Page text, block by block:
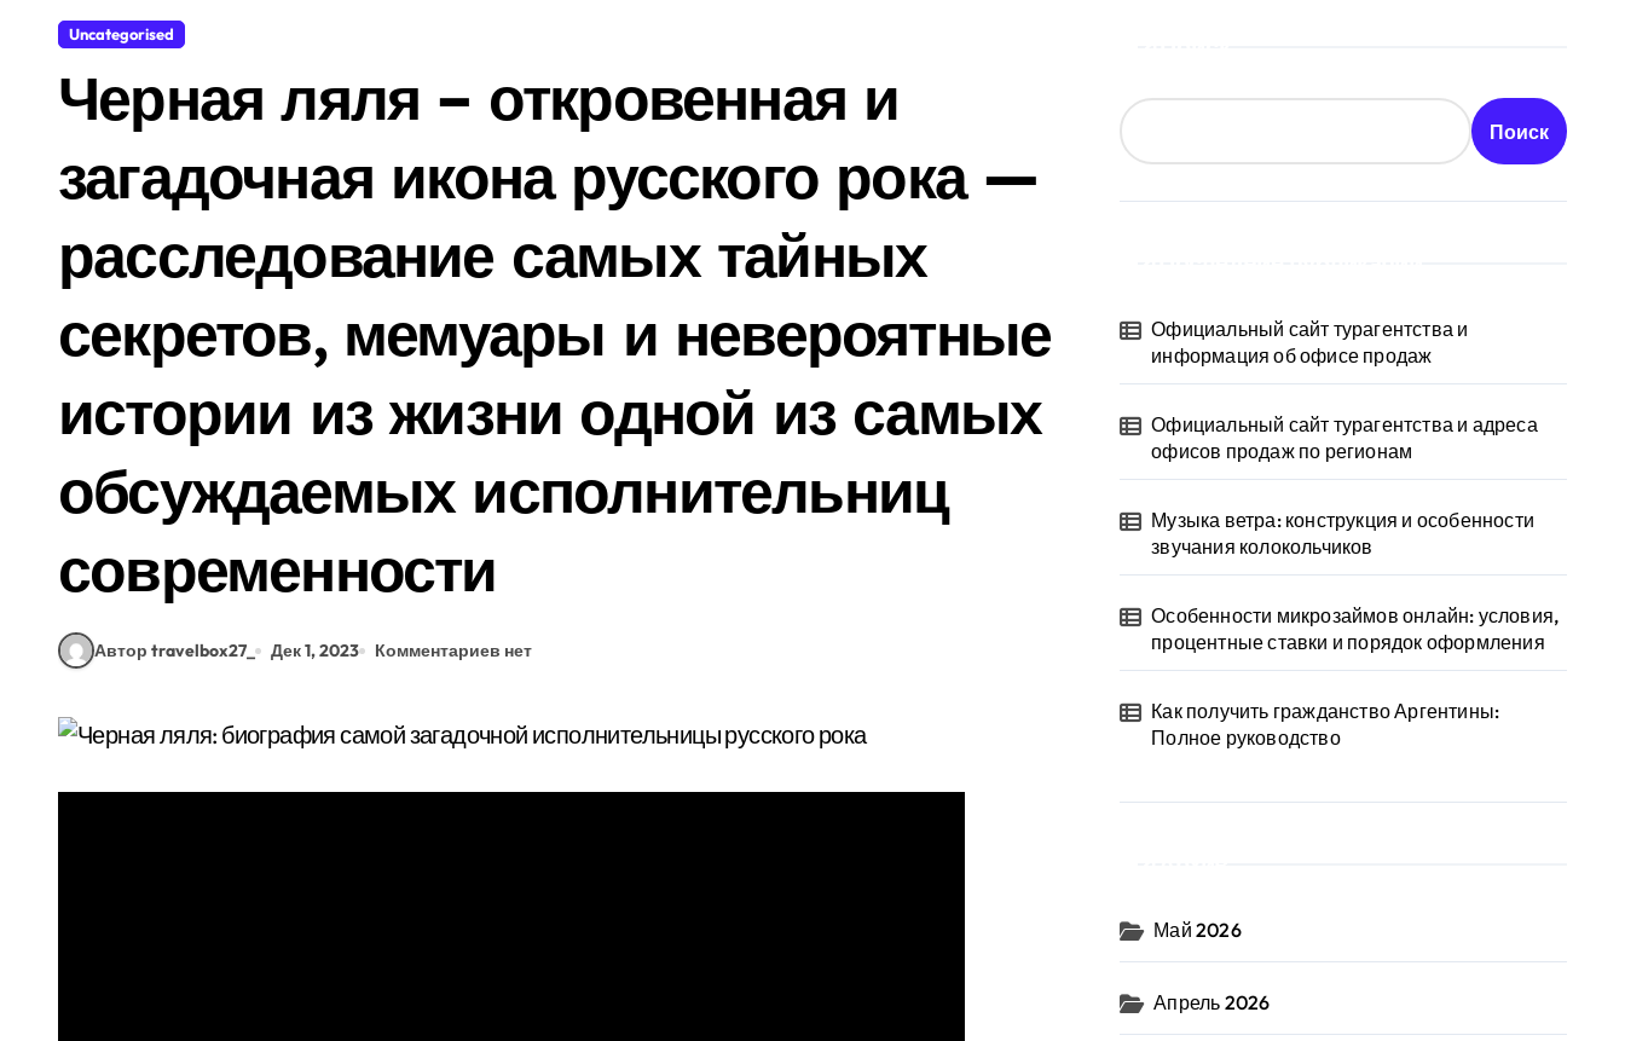
Uncategorised
Черная ляля – откровенная и
загадочная икона русского рока —
расследование самых тайных
секретов, мемуары и невероятные
истории из жизни одной из самых
обсуждаемых исполнительниц
современности
Автор travelbox27_ Дек 1, 2023 Комментариев нет
Поиск
Официальный сайт турагентства и
информация об офисе продаж
Официальный сайт турагентства и адреса
офисов продаж по регионам
Музыка ветра: конструкция и особенности
звучания колокольчиков
Особенности микрозаймов онлайн: условия,
процентные ставки и порядок оформления
Как получить гражданство Аргентины:
Полное руководство
Май 2026
Апрель 2026